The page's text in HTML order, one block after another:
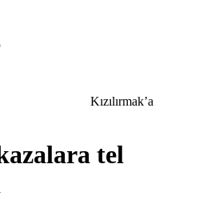
Kızılırmak’a
tel